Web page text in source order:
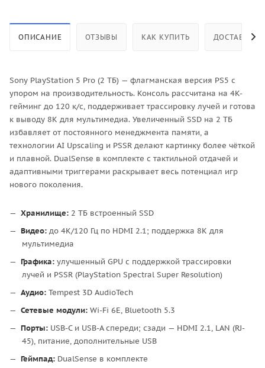
ОПИСАНИЕ ОТЗЫВЫ КАК КУПИТЬ ДОСТАВКА
Sony PlayStation 5 Pro (2 ТБ) — флагманская версия PS5 с
упором на производительность. Консоль рассчитана на 4K-
гейминг до 120 к/с, поддерживает трассировку лучей и готова
к выводу 8K для мультимедиа. Увеличенный SSD на 2 ТБ
избавляет от постоянного менеджмента памяти, а
технологии AI Upscaling и PSSR делают картинку более чёткой
и плавной. DualSense в комплекте с тактильной отдачей и
адаптивными триггерами раскрывает весь потенциал игр
нового поколения.
Хранилище: 2 ТБ встроенный SSD
Видео: до 4K/120 Гц по HDMI 2.1; поддержка 8K для
мультимедиа
Графика: улучшенный GPU с поддержкой трассировки
лучей и PSSR (PlayStation Spectral Super Resolution)
Аудио: Tempest 3D AudioTech
Сетевые модули: Wi-Fi 6E, Bluetooth 5.3
Порты: USB-C и USB-A спереди; сзади — HDMI 2.1, LAN (RJ-
45), питание, дополнительные USB
Геймпад: DualSense в комплекте